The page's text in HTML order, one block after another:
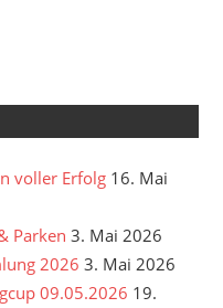
voller Erfolg 16. Mai
Parken 3. Mai 2026
2026 3. Mai 2026
09.05.2026 19.